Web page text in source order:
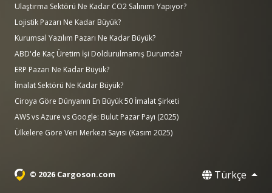
Ulaştırma Sektörü Ne Kadar CO2 Salınımı Yapıyor?
Lojistik Pazarı Ne Kadar Büyük?
Kurumsal Yazılım Pazarı Ne Kadar Büyük?
ABD'de Kaç Üretim İşi Doldurulmamış Durumda?
ERP Pazarı Ne Kadar Büyük?
İmalat Sektörü Ne Kadar Büyük?
Ciroya Göre Dünyanın En Büyük 50 İmalat Şirketi
AWS vs Azure vs Google: Bulut Pazar Payı (2025)
Ülkelere Göre Veri Merkezi Sayısı (Kasım 2025)
© 2026 Cargoson.com Türkçe